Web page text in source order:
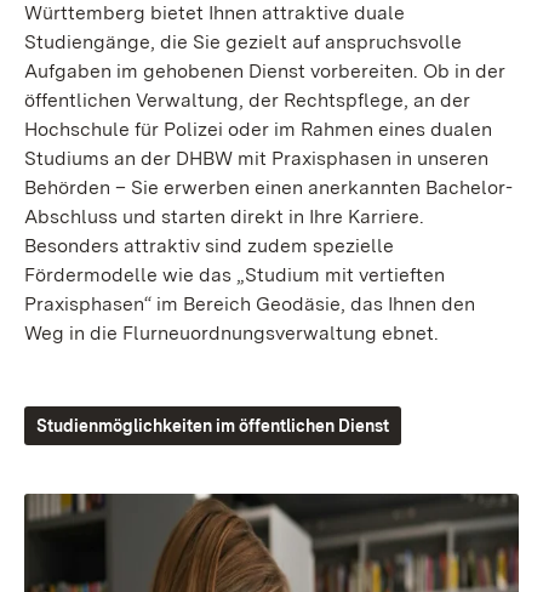
Württemberg bietet Ihnen attraktive duale
Studiengänge, die Sie gezielt auf anspruchsvolle
Aufgaben im gehobenen Dienst vorbereiten. Ob in der
öffentlichen Verwaltung, der Rechtspflege, an der
Hochschule für Polizei oder im Rahmen eines dualen
Studiums an der DHBW mit Praxisphasen in unseren
Behörden – Sie erwerben einen anerkannten Bachelor-
Abschluss und starten direkt in Ihre Karriere.
Besonders attraktiv sind zudem spezielle
Fördermodelle wie das „Studium mit vertieften
Praxisphasen“ im Bereich Geodäsie, das Ihnen den
Weg in die Flurneuordnungsverwaltung ebnet.
Studienmöglichkeiten im öffentlichen Dienst